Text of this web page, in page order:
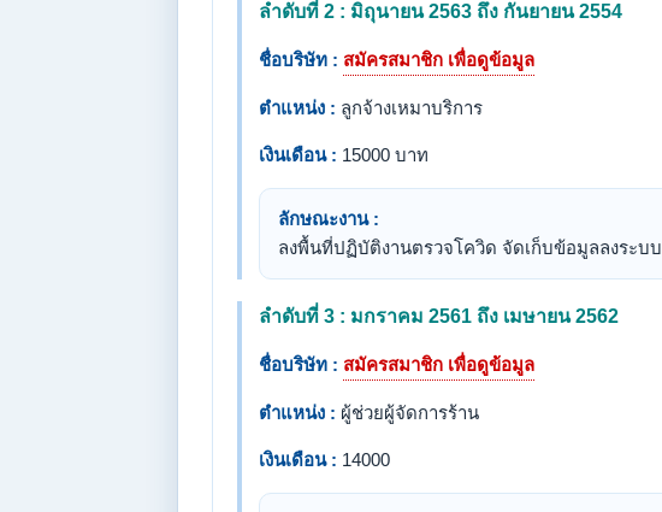
ลำดับที่ 2 : มิถุนายน 2563 ถึง กันยายน 2554
ชื่อบริษัท : สมัครสมาชิก เพื่อดูข้อมูล
ตำแหน่ง : ลูกจ้างเหมาบริการ
เงินเดือน : 15000 บาท
ลักษณะงาน :
ลงพื้นที่ปฏิบัติงานตรวจโควิด จัดเก็บข้อมูลลงระบบ
ลำดับที่ 3 : มกราคม 2561 ถึง เมษายน 2562
ชื่อบริษัท : สมัครสมาชิก เพื่อดูข้อมูล
ตำแหน่ง : ผู้ช่วยผู้จัดการร้าน
เงินเดือน : 14000